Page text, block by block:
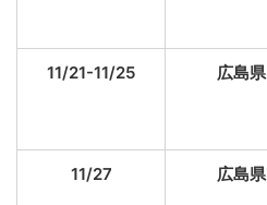
11/21-11/25 広島県
11/27 広島県